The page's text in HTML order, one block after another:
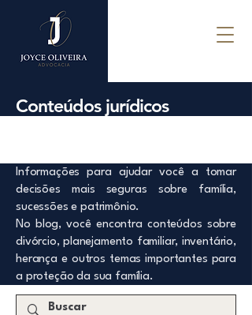
Conteúdos jurídicos
Informações para ajudar você a tomar
decisões mais seguras sobre família,
sucessões e patrimônio.
No blog, você encontra conteúdos sobre
divórcio, planejamento familiar, inventário,
herança e outros temas importantes para
a proteção da sua família.